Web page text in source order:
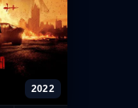
2022